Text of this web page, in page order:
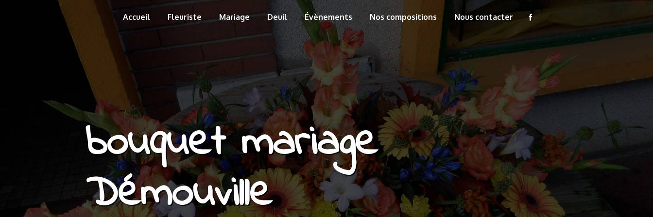
Panneau de gestion des cookies
Accueil
Fleuriste Mariage Deuil Évènements Nos compositions Nous contacter
bouquet mariage
Démouville